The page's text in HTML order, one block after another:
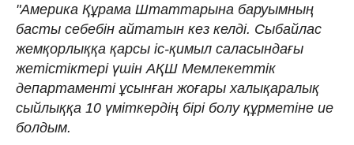
"Америка Құрама Штаттарына баруымның
басты себебін айтатын кез келді. Сыбайлас
жемқорлыққа қарсы іс-қимыл саласындағы
жетістіктері үшін АҚШ Мемлекеттік
департаменті ұсынған жоғары халықаралық
сыйлыққа 10 үміткердің бірі болу құрметіне ие
болдым.